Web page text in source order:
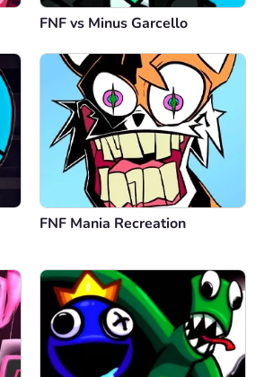
FNF vs Minus Garcello
FNF Mania Recreation